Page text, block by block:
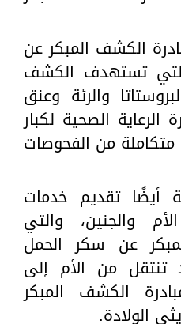
الكشف المبكر عن
تستهدف الكشف
والرئة وعنق
الرعاية الصحية لكبار
من الفحوصات
أيضًا تقديم خدمات
والجنين، والتي
عن سكر الحمل
تنتقل من الأم إلى
الكشف المبكر
الولادة.